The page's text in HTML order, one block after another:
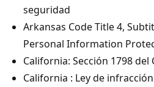
seguridad
Arkansas Code Title 4,
Personal Information
California: Sección 1798 del
California : Ley de